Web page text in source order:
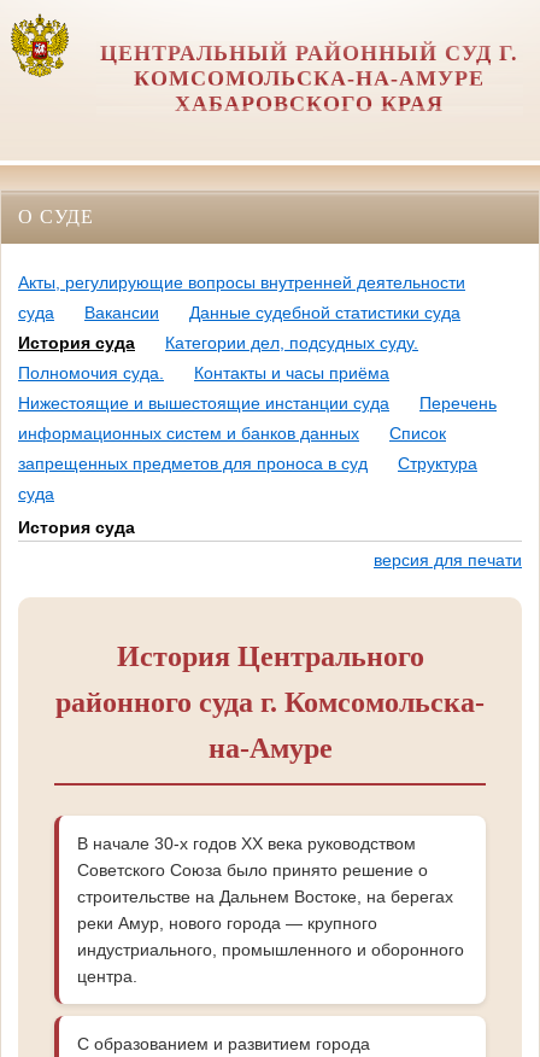
ЦЕНТРАЛЬНЫЙ РАЙОННЫЙ СУД Г.
КОМСОМОЛЬСКА-НА-АМУРЕ
ХАБАРОВСКОГО КРАЯ
О СУДЕ
Акты, регулирующие вопросы внутренней деятельности
суда
Вакансии
Данные судебной статистики суда
История суда
Категории дел, подсудных суду.
Полномочия суда.
Контакты и часы приёма
Нижестоящие и вышестоящие инстанции суда
Перечень
информационных систем и банков данных
Список
запрещенных предметов для проноса в суд
Структура
суда
История суда
версия для печати
История Центрального
районного суда г. Комсомольска-
на-Амуре
В начале 30-х годов XX века руководством
Советского Союза было принято решение о
строительстве на Дальнем Востоке, на берегах
реки Амур, нового города — крупного
индустриального, промышленного и оборонного
центра.
С образованием и развитием города